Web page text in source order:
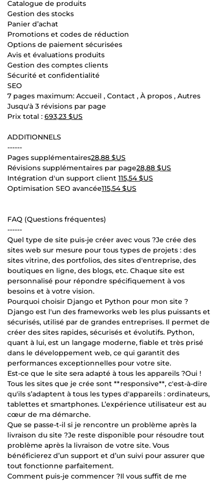
Catalogue de produits
Gestion des stocks
Panier d’achat
Promotions et codes de réduction
Options de paiement sécurisées
Avis et évaluations produits
Gestion des comptes clients
Sécurité et confidentialité
SEO
7 pages maximum: Accueil , Contact , À propos , Autres
Jusqu'à 3 révisions par page
Prix total : 693,23 $US
ADDITIONNELS
------
Pages supplémentaires28,88 $US
Révisions supplémentaires par page28,88 $US
Intégration d'un support client 115,54 $US
Optimisation SEO avancée115,54 $US
FAQ (Questions fréquentes)
------
Quel type de site puis-je créer avec vous ?Je crée des
sites web sur mesure pour tous types de projets : des
sites vitrine, des portfolios, des sites d'entreprise, des
boutiques en ligne, des blogs, etc. Chaque site est
personnalisé pour répondre spécifiquement à vos
besoins et à votre vision.
Pourquoi choisir Django et Python pour mon site ?
Django est l'un des frameworks web les plus puissants et
sécurisés, utilisé par de grandes entreprises. Il permet de
créer des sites rapides, sécurisés et évolutifs. Python,
quant à lui, est un langage moderne, fiable et très prisé
dans le développement web, ce qui garantit des
performances exceptionnelles pour votre site.
Est-ce que le site sera adapté à tous les appareils ?Oui !
Tous les sites que je crée sont **responsive**, c'est-à-dire
qu'ils s’adaptent à tous les types d'appareils : ordinateurs,
tablettes et smartphones. L’expérience utilisateur est au
cœur de ma démarche.
Que se passe-t-il si je rencontre un problème après la
livraison du site ?Je reste disponible pour résoudre tout
problème après la livraison de votre site. Vous
bénéficierez d’un support et d’un suivi pour assurer que
tout fonctionne parfaitement.
Comment puis-je commencer ?Il vous suffit de me